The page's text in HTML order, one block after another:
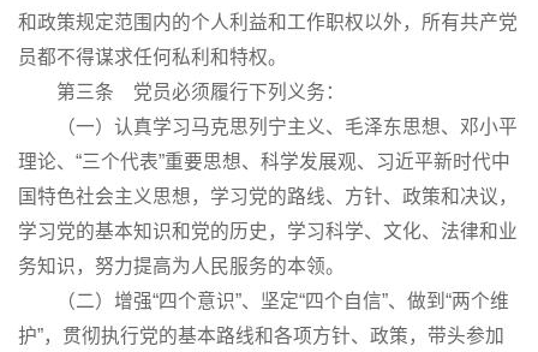
和政策规定范围内的个人利益和工作职权以外，所有共产党
员都不得谋求任何私利和特权。
第三条 党员必须履行下列义务：
（一）认真学习马克思列宁主义、毛泽东思想、邓小平
理论、“三个代表”重要思想、科学发展观、习近平新时代中
国特色社会主义思想，学习党的路线、方针、政策和决议，
学习党的基本知识和党的历史，学习科学、文化、法律和业
务知识，努力提高为人民服务的本领。
（二）增强“四个意识”、坚定“四个自信”、做到“两个维
护”，贯彻执行党的基本路线和各项方针、政策，带头参加